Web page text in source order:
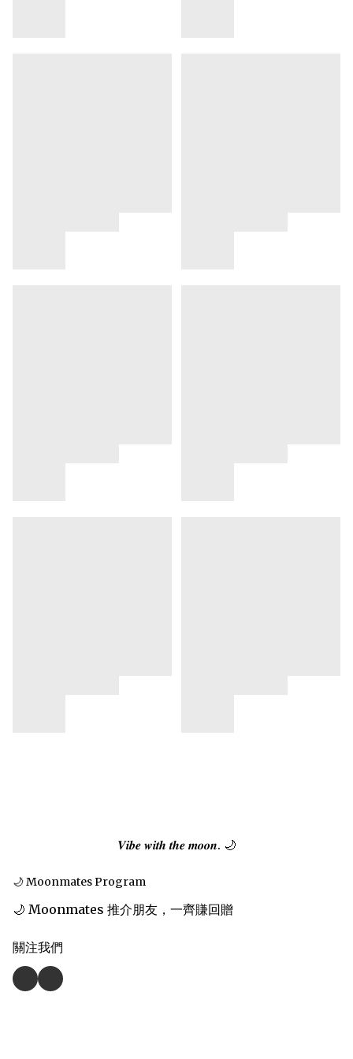
𝑽𝒊𝒃𝒆 𝒘𝒊𝒕𝒉 𝒕𝒉𝒆 𝒎𝒐𝒐𝒏. 🌙
🌙 Moonmates Program
🌙 Moonmates 推介朋友，一齊賺回贈
關注我們